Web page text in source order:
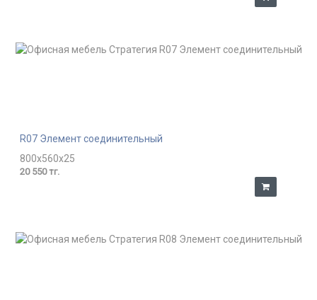
R07 Элемент соединительный
800x560x25
20 550 тг.